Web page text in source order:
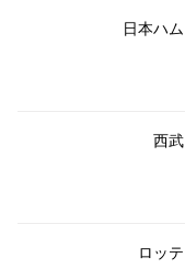
日本ハム
西武
ロッテ